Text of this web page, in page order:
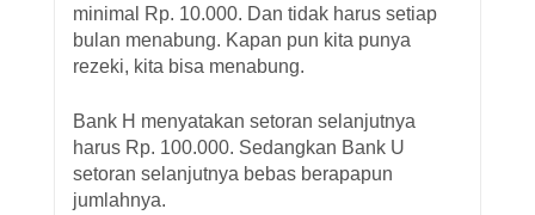
minimal Rp. 10.000. Dan tidak harus setiap
bulan menabung. Kapan pun kita punya
rezeki, kita bisa menabung.
Bank H menyatakan setoran selanjutnya
harus Rp. 100.000. Sedangkan Bank U
setoran selanjutnya bebas berapapun
jumlahnya.